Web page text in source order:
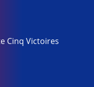
Cinq Victoires